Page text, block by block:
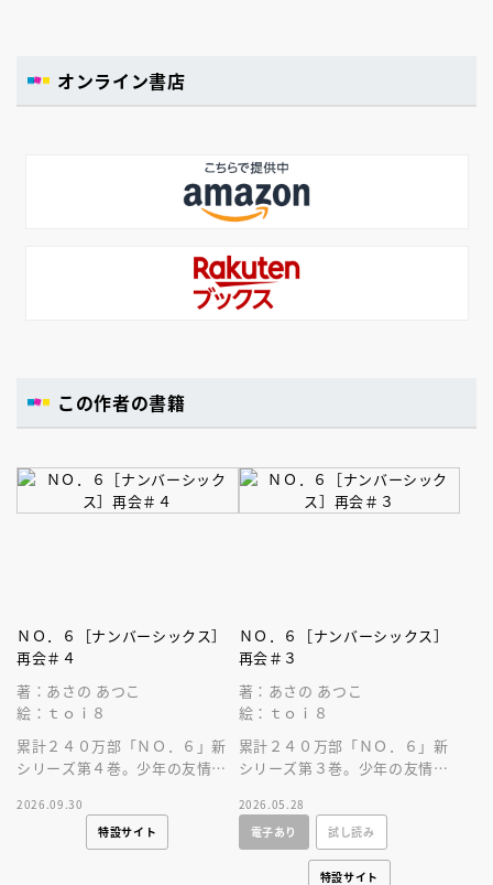
オンライン書店
この作者の書籍
ＮＯ．６［ナンバーシックス］
再会＃４
著：あさの あつこ
絵：ｔｏｉ８
累計２４０万部「ＮＯ．６」新
シリーズ第４巻。少年の友情を
Ｏ．６の未来と紫苑の闇が描か
2026.09.30
特設サイト
ＮＯ．６［ナンバーシックス］
再会＃３
著：あさの あつこ
絵：ｔｏｉ８
累計２４０万部「ＮＯ．６」新
シリーズ第３巻。少年の友情を
ミの空白の２年間を追う３巻！
2026.05.28
電子あり
試し読み
特設サイト